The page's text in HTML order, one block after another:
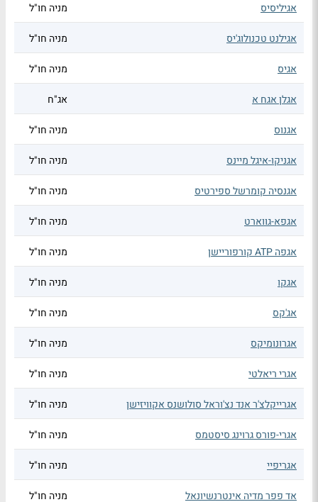
אגיליסיס מניה חו"ל
אגילנט טכנולוג'יס מניה חו"ל
אגיס מניה חו"ל
אגלן אגח א אג"ח
אגנוס מניה חו"ל
אגניקו-איגל מיינס מניה חו"ל
אגנסיה קומרשל ספירטיס מניה חו"ל
אגפא-גווארט מניה חו"ל
אגפה ATP קורפוריישן מניה חו"ל
אגקו מניה חו"ל
אג'קס מניה חו"ל
אגרונומיקס מניה חו"ל
אגרי ריאלטי מניה חו"ל
אגרייקלצ'ר אנד נצ'וראל סולושנס אקוויזישן מניה חו"ל
אגרי-פורס גרוינג סיסטמס מניה חו"ל
אגריפיי מניה חו"ל
אד פפר מדיה אינטרנשיונאל מניה חו"ל